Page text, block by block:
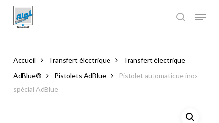
main
Accueil Transfert électrique
Transfert électrique
AdBlue®
Pistolets AdBlue
Pistolet automatique inox
spécial AdBlue